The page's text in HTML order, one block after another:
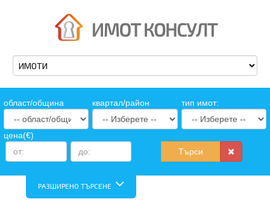
oбласт/община квартал/район тип имот:
цена(€)
Търси
РАЗШИРЕНО ТЪРСЕНЕ